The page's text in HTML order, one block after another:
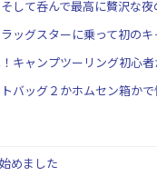
して呑んで最高に贅沢な
ッグスターに乗って初の
キャンプツーリング初心
バッグ２かホムセン箱かで
めました